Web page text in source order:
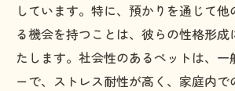
しています。特に、預かりを通じて
る機会を持つことは、彼らの性格形
たします。社会性のあるペットは、一
ーで、ストレス耐性が高く、家庭内で